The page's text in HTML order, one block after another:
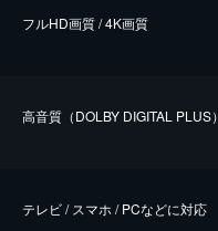
フルHD画質 / 4K画質
⾼⾳質（DOLBY DIGITAL PLUS）
テレビ / スマホ / PCなどに対応